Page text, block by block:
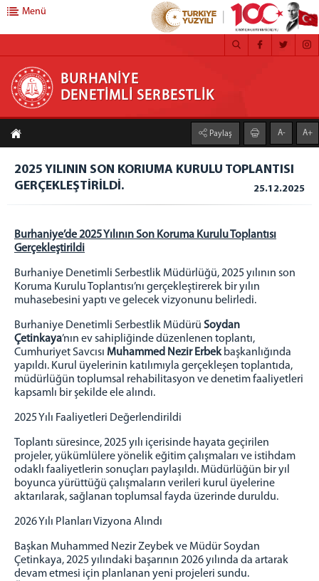
BURHANİYE DENETİMLİ SERBESTLİK
Anasayfa
Denetimli Serbestlik
Hakkımızda
Misyon
Vizyon
Teşkilat Yapısı
Sıkça Sorulan Sorular
Yetki Alanımız
Burhaniye
Ayvalık
Edremit
Gömeç
Havran
Faaliyetlerimiz
Kamu Yararına Çalışma
Atölye Çalışmalarımız
Çocuk Hizmetleri
Adalet Ormanları
Elektronik İzleme
Manevi Rehberlik
Menü
BURHANİYE
DENETİMLİ SERBESTLİK
Paylaş A- A+
2025 YILININ SON KORIUMA KURULU TOPLANTISI
GERÇEKLEŞTİRİLDİ.
25.12.2025
Burhaniye’de 2025 Yılının Son Koruma Kurulu Toplantısı
Gerçekleştirildi
​Burhaniye Denetimli Serbestlik Müdürlüğü, 2025 yılının son
Koruma Kurulu Toplantısı’nı gerçekleştirerek bir yılın
muhasebesini yaptı ve gelecek vizyonunu belirledi.
​Burhaniye Denetimli Serbestlik Müdürü Soydan
Çetinkaya’nın ev sahipliğinde düzenlenen toplantı,
Cumhuriyet Savcısı Muhammed Nezir Erbekbaşkanlığında
yapıldı. Kurul üyelerinin katılımıyla gerçekleşen toplantıda,
müdürlüğün toplumsal rehabilitasyon ve denetim faaliyetleri
kapsamlı bir şekilde ele alındı.
​2025 Yılı Faaliyetleri Değerlendirildi
​Toplantı süresince, 2025 yılı içerisinde hayata geçirilen
projeler, yükümlülere yönelik eğitim çalışmaları ve istihdam
odaklı faaliyetlerin sonuçları paylaşıldı. Müdürlüğün bir yıl
boyunca yürüttüğü çalışmaların verileri kurul üyelerine
aktarılarak, sağlanan toplumsal fayda üzerinde duruldu.
​2026 Yılı Planları Vizyona Alındı
​Başkan Muhammed Nezir Zeybek ve Müdür Soydan
Çetinkaya, 2025 yılındaki başarının 2026 yılında da artarak
devam etmesi için planlanan yeni projeleri sundu.